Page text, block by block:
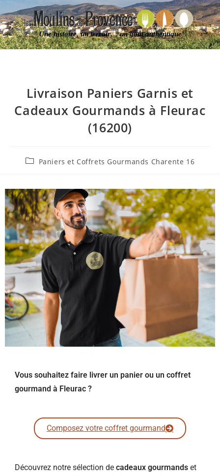
Une histoire, un terroir… un goût authentique
Livraison Paniers Garnis et
Cadeaux Gourmands à Fleurac
(16200)
Paniers et Coffrets Gourmands Charente 16
Vous souhaitez faire livrer un panier ou un coffret
gourmand à Fleurac ?
Composez votre coffret gourmand
Découvrez notre sélection de cadeaux gourmands et